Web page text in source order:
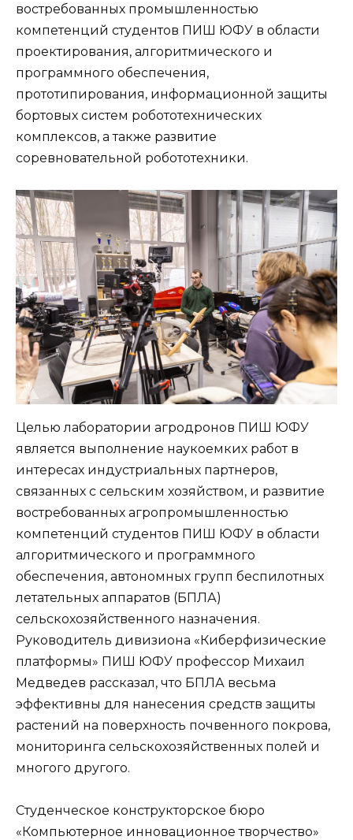
востребованных промышленностью
компетенций студентов ПИШ ЮФУ в области
проектирования, алгоритмического и
программного обеспечения,
прототипирования, информационной защиты
бортовых систем робототехнических
комплексов, а также развитие
соревновательной робототехники.
Целью лаборатории агродронов ПИШ ЮФУ
является выполнение наукоемких работ в
интересах индустриальных партнеров,
связанных с сельским хозяйством, и развитие
востребованных агропромышленностью
компетенций студентов ПИШ ЮФУ в области
алгоритмического и программного
обеспечения, автономных групп беспилотных
летательных аппаратов (БПЛА)
сельскохозяйственного назначения.
Руководитель дивизиона «Киберфизические
платформы» ПИШ ЮФУ профессор Михаил
Медведев рассказал, что БПЛА весьма
эффективны для нанесения средств защиты
растений на поверхность почвенного покрова,
мониторинга сельскохозяйственных полей и
многого другого.
Студенческое конструкторское бюро
«Компьютерное инновационное творчество»